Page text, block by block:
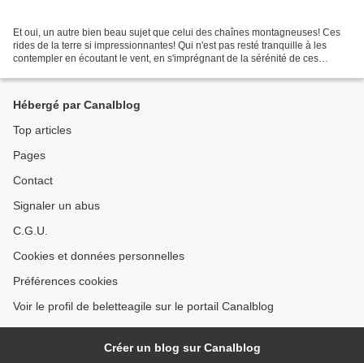
Et oui, un autre bien beau sujet que celui des chaînes montagneuses! Ces
rides de la terre si impressionnantes! Qui n'est pas resté tranquille à les
contempler en écoutant le vent, en s'imprégnant de la sérénité de ces
Hébergé par Canalblog
Top articles
Pages
Contact
Signaler un abus
C.G.U.
Cookies et données personnelles
Préférences cookies
Voir le profil de beletteagile sur le portail Canalblog
Créer un blog sur Canalblog